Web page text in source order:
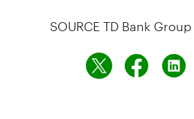
SOURCE TD Bank Group